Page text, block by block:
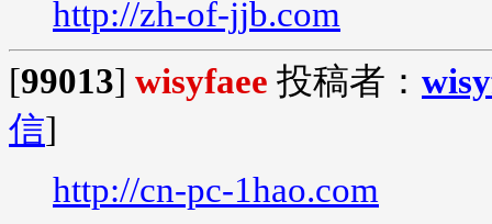
http://zh-of-jjb.com
[99013] wisyfaee 投稿者：
信]
http://cn-pc-1hao.com